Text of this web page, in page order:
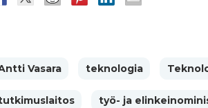
Vasara teknologia
työ- ja